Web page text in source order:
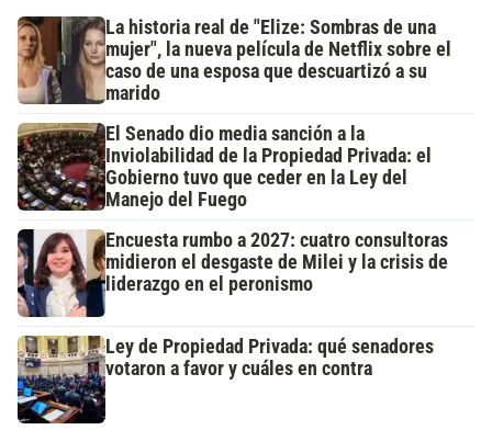
La historia real de "Elize: Sombras de una
mujer", la nueva película de Netflix sobre el
caso de una esposa que descuartizó a su
marido
El Senado dio media sanción a la
Inviolabilidad de la Propiedad Privada: el
Gobierno tuvo que ceder en la Ley del
Manejo del Fuego
Encuesta rumbo a 2027: cuatro consultoras
midieron el desgaste de Milei y la crisis de
liderazgo en el peronismo
Ley de Propiedad Privada: qué senadores
votaron a favor y cuáles en contra